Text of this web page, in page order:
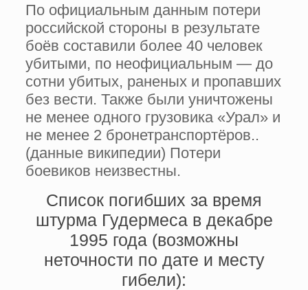
По официальным данным потери
российской стороны в результате
боёв составили более 40 человек
убитыми, по неофициальным — до
сотни убитых, раненых и пропавших
без вести. Также были уничтожены
не менее одного грузовика «Урал» и
не менее 2 бронетранспортёров..
(данные википедии) Потери
боевиков неизвестны.
Список погибших за время
штурма Гудермеса в декабре
1995 года (возможны
неточности по дате и месту
гибели):